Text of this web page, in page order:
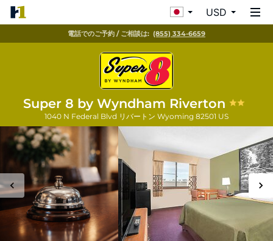
USD
電話でのご予約 / ご相談は: (855) 334-6659
Super 8 by Wyndham Riverton
1040 N Federal Blvd リバートン Wyoming 82501 US